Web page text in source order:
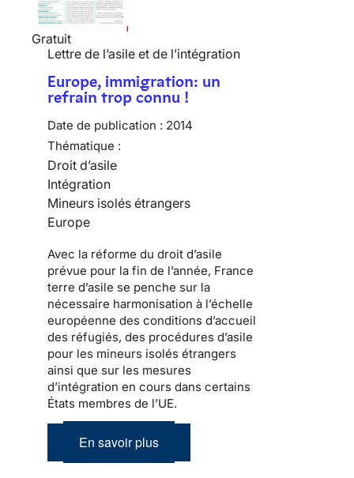
Gratuit
Lettre de l’asile et de l’intégration
Europe, immigration: un
refrain trop connu !
Date de publication : 2014
Thématique :
Droit d’asile
Intégration
Mineurs isolés étrangers
Europe
Avec la réforme du droit d’asile
prévue pour la fin de l’année, France
terre d’asile se penche sur la
nécessaire harmonisation à l’échelle
européenne des conditions d’accueil
des réfugiés, des procédures d’asile
pour les mineurs isolés étrangers
ainsi que sur les mesures
d’intégration en cours dans certains
États membres de l’UE.
En savoir plus